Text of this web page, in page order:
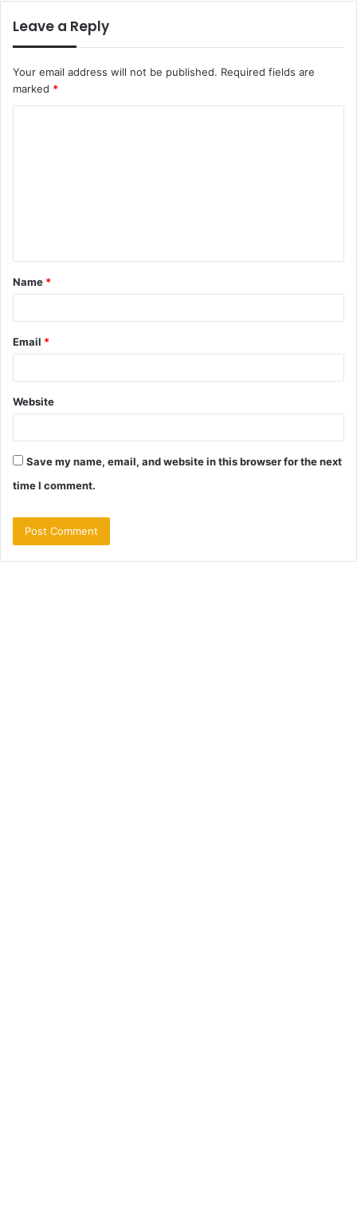
Leave a Reply
Your email address will not be published. Required fields are
marked *
t
*
Name *
Email *
Website
Save my name, email, and website in this browser for the next
time I comment.